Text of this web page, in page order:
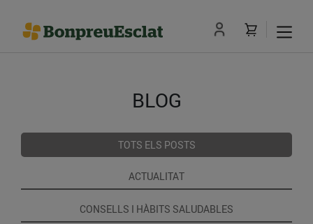
BLOG
TOTS ELS POSTS
ACTUALITAT
CONSELLS I HÀBITS SALUDABLES